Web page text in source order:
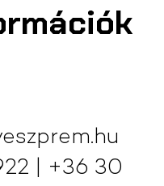
| +36 30